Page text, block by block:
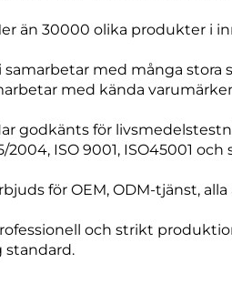
än 30000 olika produkter i
samarbetar med många stora
med kända
godkänts för
2004, ISO 9001, ISO45001 och
för OEM, ODM-tjänst,
och strikt
standard.